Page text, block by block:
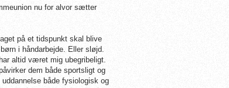
nu for alvor sætter
på et tidspunkt skal blive
i håndarbejde. Eller sløjd.
altid været mig ubegribeligt.
dem både sportsligt og
både fysiologisk og